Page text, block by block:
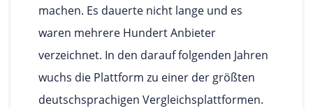
machen. Es dauerte nicht lange und es
waren mehrere Hundert Anbieter
verzeichnet. In den darauf folgenden Jahren
wuchs die Plattform zu einer der größten
deutschsprachigen Vergleichsplattformen.